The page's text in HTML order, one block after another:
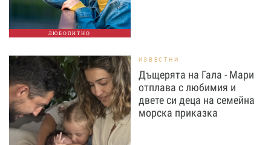
ЛЮБОПИТНО
ИЗВЕСТНИ
Дъщерята на Гала - Мари
отплава с любимия и
двете си деца на семейна
морска приказка